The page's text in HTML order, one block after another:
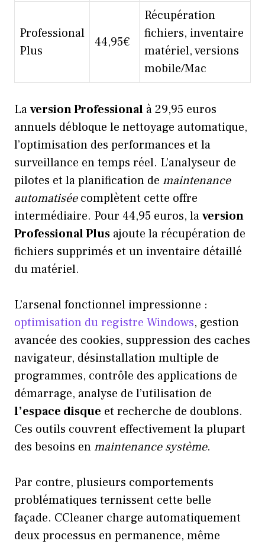
Professional
Plus
44,95€
Récupération
fichiers, inventaire
matériel, versions
mobile/Mac
Laversion Professional à 29,95 euros
annuels débloque le nettoyage automatique,
l’optimisation des performances et la
surveillance en temps réel. L’analyseur de
pilotes et la planification de maintenance
automatiséecomplètent cette offre
intermédiaire. Pour 44,95 euros, laversion
Professional Plus ajoute la récupération de
fichiers supprimés et un inventaire détaillé
du matériel.
L’arsenal fonctionnel impressionne :
optimisation du registre Windows, gestion
avancée des cookies, suppression des caches
navigateur, désinstallation multiple de
programmes, contrôle des applications de
démarrage, analyse de l’utilisation de
l’espace disque et recherche de doublons.
Ces outils couvrent effectivement la plupart
des besoins enmaintenance système.
Par contre, plusieurs comportements
problématiques ternissent cette belle
façade. CCleaner charge automatiquement
deux processus en permanence, même